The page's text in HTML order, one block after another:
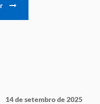
14 de setembro de 2025